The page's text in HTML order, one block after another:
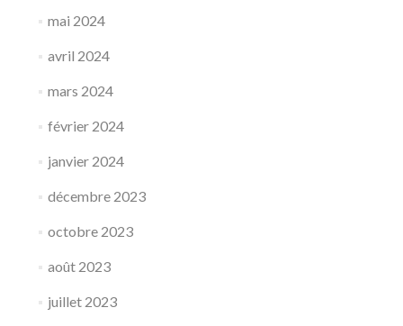
mai 2024
avril 2024
mars 2024
février 2024
janvier 2024
décembre 2023
octobre 2023
août 2023
juillet 2023